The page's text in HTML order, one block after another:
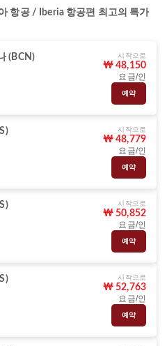
항공 / Iberia 항공편 최고의 특가
(BCN)
시작으로
₩ 48,150
요금/인
예약
시작으로
₩ 48,779
요금/인
예약
시작으로
₩ 50,852
요금/인
예약
시작으로
₩ 52,763
요금/인
예약